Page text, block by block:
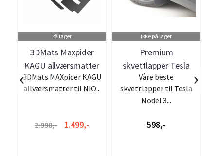
På lager
3DMats Maxpider
KAGU allværsmatter
NIO ES8 7-seter
3DMats MAXpider KAGU
allværsmatter til NIO...
2.998,- 1.499,-
Ikke på lager
Premium
skvettlapper Tesla
Model 3 Highland - 4
stk
Våre beste
skvettlapper til Tesla
Model 3...
598,-
‹ ›